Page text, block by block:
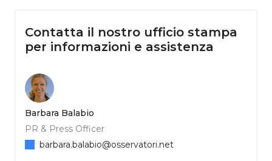
Contatta il nostro ufficio stampa
per informazioni e assistenza
Barbara Balabio
PR & Press Officer
barbara.balabio@osservatori.net